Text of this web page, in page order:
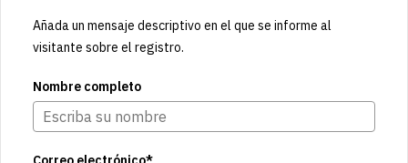
Añada un mensaje descriptivo en el que se informe al
visitante sobre el registro.
Nombre completo